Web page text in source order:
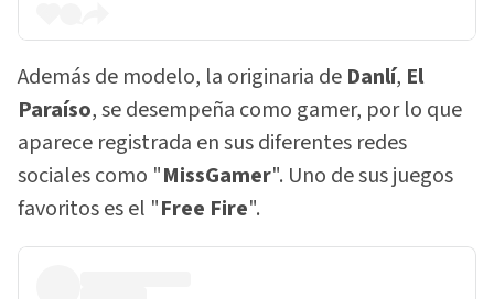
Además de modelo, la originaria de Danlí, El
Paraíso, se desempeña como gamer, por lo que
aparece registrada en sus diferentes redes
sociales como "MissGamer". Uno de sus juegos
favoritos es el "Free Fire".